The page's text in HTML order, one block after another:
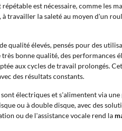
est nécessaire, comme les
la saleté au moyen d'un
qualité élevés, pensés pour des
bonne qualité, des
aux cycles de travail prolongés.
des résultats constants.
électriques et s'alimentent via
ou à double disque, avec des
ou de l'assistance vocale rend la